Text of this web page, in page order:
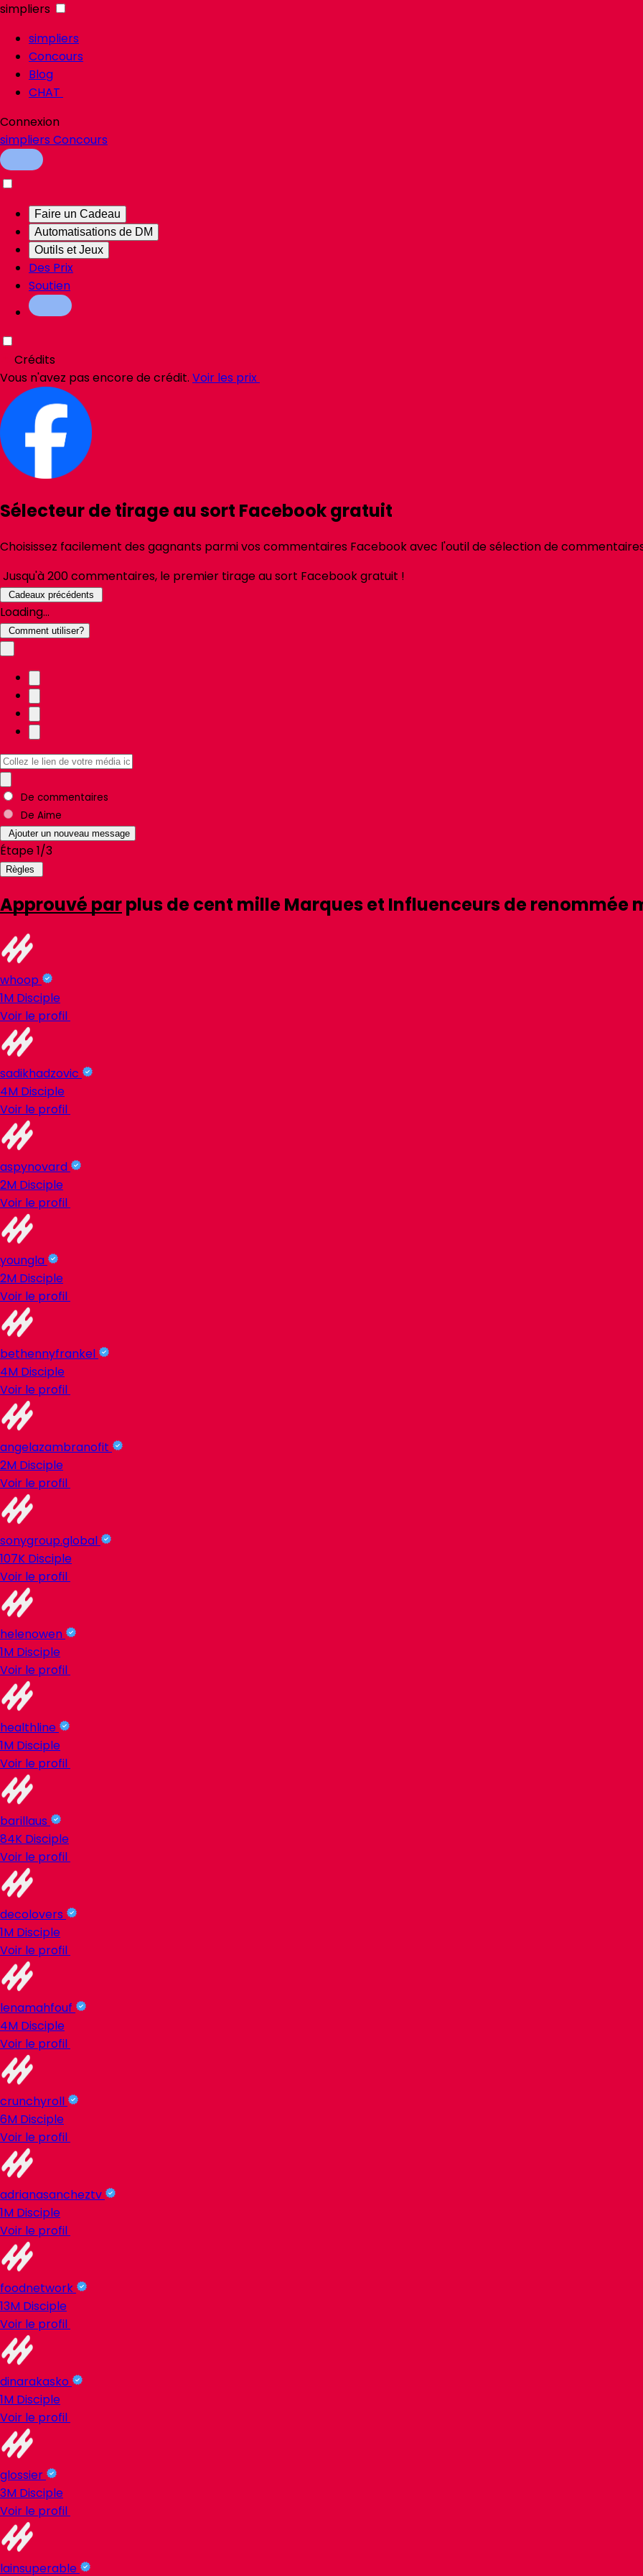
simpliers
simpliers
Concours
Blog
CHAT
Connexion
simpliers Concours
Faire un Cadeau
Automatisations de DM
Outils et Jeux
Des Prix
Soutien
Crédits
Vous n'avez pas encore de crédit. Voir les prix
Sélecteur de tirage au sort Facebook gratuit
Choisissez facilement des gagnants parmi vos commentaires Facebook avec l'outil de sélection de
Jusqu'à200commentaires, le premier tirage au sort Facebookgratuit !
Cadeaux précédents
Loading...
Comment utiliser?
De commentaires
De Aime
Ajouter un nouveau message
Étape 1/3
Règles
Approuvé parplus de cent milleMarques et Influenceurs de renommée
whoop
1M Disciple
Voir le profil
sadikhadzovic
4M Disciple
Voir le profil
aspynovard
2M Disciple
Voir le profil
youngla
2M Disciple
Voir le profil
bethennyfrankel
4M Disciple
Voir le profil
angelazambranofit
2M Disciple
Voir le profil
sonygroup.global
107K Disciple
Voir le profil
helenowen
1M Disciple
Voir le profil
healthline
1M Disciple
Voir le profil
barillaus
84K Disciple
Voir le profil
decolovers
1M Disciple
Voir le profil
lenamahfouf
4M Disciple
Voir le profil
crunchyroll
6M Disciple
Voir le profil
adrianasancheztv
1M Disciple
Voir le profil
foodnetwork
13M Disciple
Voir le profil
dinarakasko
1M Disciple
Voir le profil
glossier
3M Disciple
Voir le profil
lainsuperable